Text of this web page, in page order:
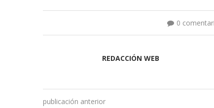
0
REDACCIÓN WEB
publicación anterior